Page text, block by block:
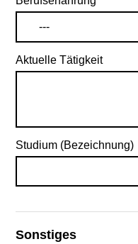
---
Aktuelle Tätigkeit
Studium (Bezeichnung)
Sonstiges